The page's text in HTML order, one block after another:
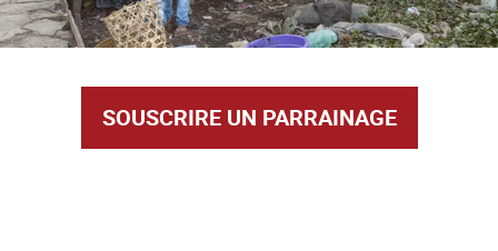
SOUSCRIRE UN PARRAINAGE